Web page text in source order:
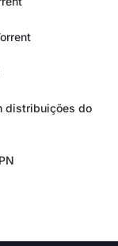
distribuições do